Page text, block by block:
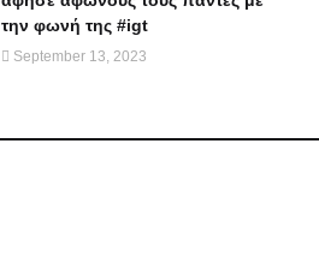
την φωνή της #igt
September 13, 2023